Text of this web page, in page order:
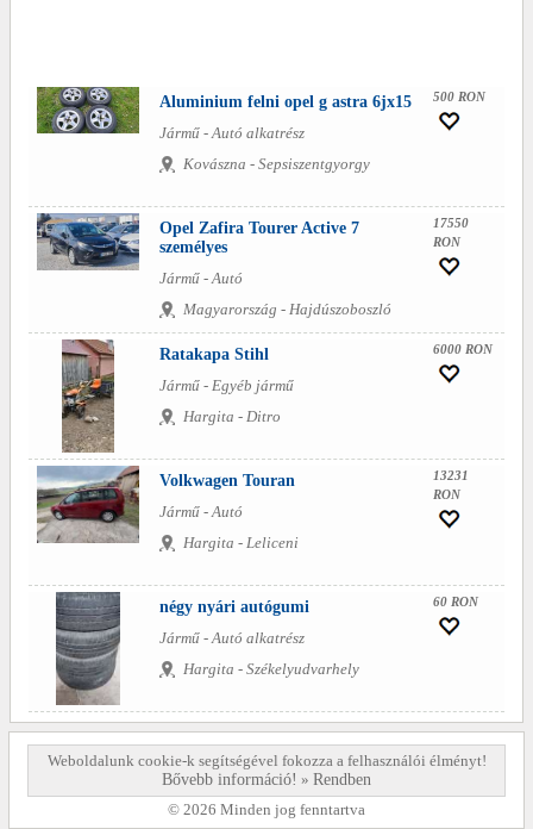
Aluminium felni opel g astra 6jx15
Jármű - Autó alkatrész
Kovászna - Sepsiszentgyorgy
500 RON
Opel Zafira Tourer Active 7
személyes
Jármű - Autó
Magyarország - Hajdúszoboszló
17550
RON
Ratakapa Stihl
Jármű - Egyéb jármű
Hargita - Ditro
6000 RON
Volkwagen Touran
Jármű - Autó
Hargita - Leliceni
13231
RON
négy nyári autógumi
Jármű - Autó alkatrész
Hargita - Székelyudvarhely
60 RON
Weboldalunk cookie-k segítségével fokozza a felhasználói élményt!
Bővebb információ! » Rendben
© 2026 Minden jog fenntartva